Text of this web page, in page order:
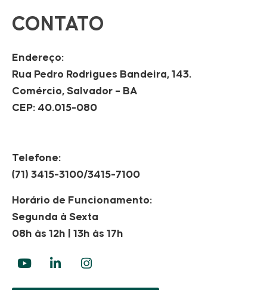
CONTATO
Endereço:
Rua Pedro Rodrigues Bandeira, 143.
Comércio, Salvador – BA
CEP: 40.015-080
Telefone:
(71) 3415-3100/3415-7100
Horário de Funcionamento:
Segunda à Sexta
08h às 12h | 13h às 17h